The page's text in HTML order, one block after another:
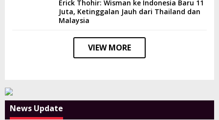
Erick Thohir: Wisman ke Indonesia Baru 11
Juta, Ketinggalan Jauh dari Thailand dan
Malaysia
VIEW MORE
News Update